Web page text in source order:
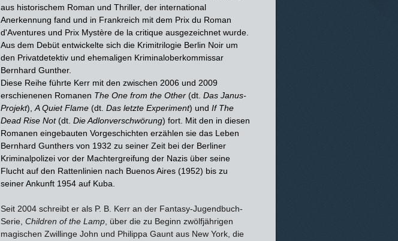
aus historischem Roman und Thriller, der international
Anerkennung fand und in Frankreich mit dem Prix du Roman
d'Aventures und Prix Mystère de la critique ausgezeichnet wurde.
Aus dem Debüt entwickelte sich die Krimitrilogie Berlin Noir um
den Privatdetektiv und ehemaligen Kriminaloberkommissar
Bernhard Gunther.
Diese Reihe führte Kerr mit den zwischen 2006 und 2009
erschienenen Romanen The One from the Other(dt. Das Janus-
Projekt), A Quiet Flame(dt. Das letzte Experiment) und If The
Dead Rise Not(dt. Die Adlonverschwörung) fort. Mit den in diesen
Romanen eingebauten Vorgeschichten erzählen sie das Leben
Bernhard Gunthers von 1932 zu seiner Zeit bei der Berliner
Kriminalpolizei vor der Machtergreifung der Nazis über seine
Flucht auf den Rattenlinien nach Buenos Aires (1952) bis zu
seiner Ankunft 1954 auf Kuba.
Seit 2004 schreibt er als P. B. Kerr an der Fantasy-Jugendbuch-
Serie, Children of the Lamp, über die zu Beginn zwölfjährigen
magischen Zwillinge John und Philippa Gaunt aus New York, die